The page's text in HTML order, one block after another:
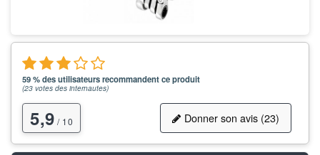
59 % des utilisateurs recommandent ce produit
(23 votes des internautes)
5,9 / 10 Donner son avis (23)